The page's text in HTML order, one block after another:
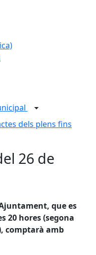
dels plens fins
26 de
que es
20 hores (segona
comptarà amb